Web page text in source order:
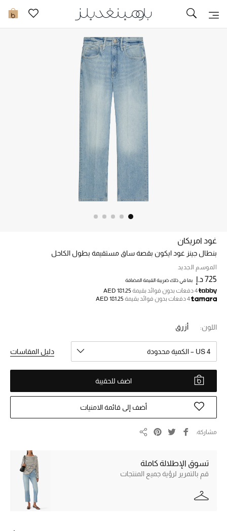
0 تخفيضات
خصم حتى 70%
تسوقوا الآن
ما وصلنا حديثاً
ما وصلنا حديثاً
الموسم الجديد
النساء
الحقائب النسائية
أحذية النسائية
الجمال
غود امريكان
بنطال جينز غود ايكون بقصة ساق مستقيمة بطول الكاحل
الموسم الجديد
725 د.إ بما في ذلك ضريبة القيمة المضافة
4 دفعات بدون فوائد بقيمة
AED 181.25
4 دفعات بدون فوائد بقيمة
AED 181.25
اللون: أزرق
US 4 – الكمية محدودة دليل المقاسات
اضف للحقيبة
أضف إلى قائمة الامنيات
مشاركة
تسوق الإطلالة كاملة
قم بالتمرير لرؤية جميع المنتجات